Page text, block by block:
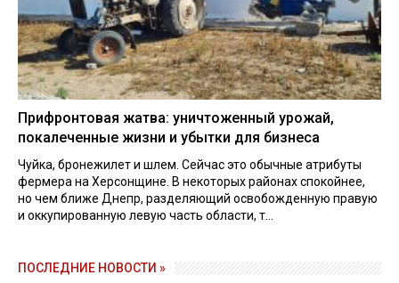
Прифронтовая жатва: уничтоженный урожай,
покалеченные жизни и убытки для бизнеса
Чуйка, бронежилет и шлем. Сейчас это обычные атрибуты
фермера на Херсонщине. В некоторых районах спокойнее,
но чем ближе Днепр, разделяющий освобожденную правую
и оккупированную левую часть области, т...
ПОСЛЕДНИЕ НОВОСТИ »